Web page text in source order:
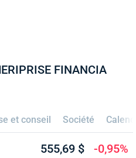
FINANCIA
et conseil Société
555,69 $ -0,95%